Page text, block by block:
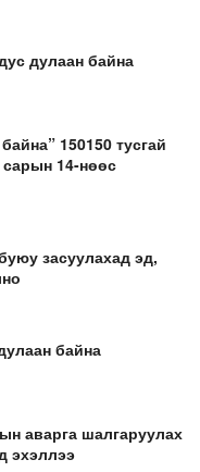
дулаан байна
150150 тусгай
14-нөөс
засуулахад эд,
байна
аварга шалгаруулах
эхэллээ